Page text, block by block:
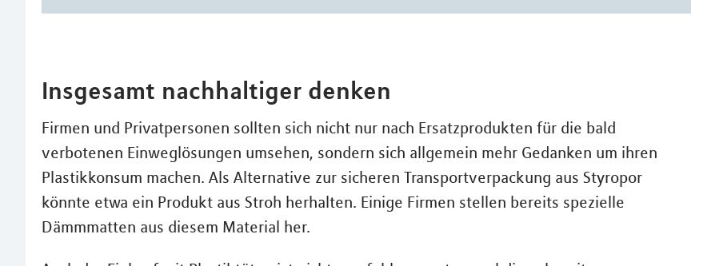
Insgesamt nachhaltiger denken
Firmen und Privatpersonen sollten sich nicht nur nach Ersatzprodukten für die bald
verbotenen Einweglösungen umsehen, sondern sich allgemein mehr Gedanken um ihren
Plastikkonsum machen. Als Alternative zur sicheren Transportverpackung aus Styropor
könnte etwa ein Produkt aus Stroh herhalten. Einige Firmen stellen bereits spezielle
Dämmmatten aus diesem Material her.